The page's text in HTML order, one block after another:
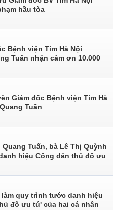
hầu tòa
Bệnh viện Tim Hà Nội
Tuấn nhận cảm ơn 10.000
Giám đốc Bệnh viện Tim Hà
Tuấn
Quang Tuấn, bà Lê Thị Quỳnh
hiệu Công dân thủ đô ưu
làm quy trình tước danh hiệu
đô ưu tú' của hai cá nhân